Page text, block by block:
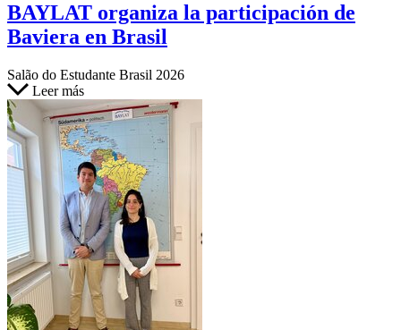
BAYLAT organiza la participación de
Baviera en Brasil
Salão do Estudante Brasil 2026
Leer más